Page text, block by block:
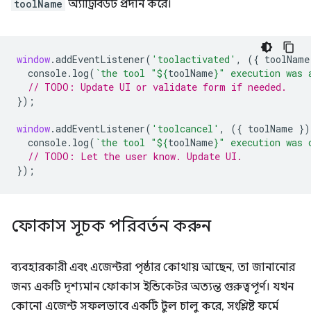
toolName অ্যাট্রিবিউট প্রদান করে।
window.addEventListener( 'toolactivated' , ({ toolName
console. log( `the tool "${toolName}" execution
// TODO: Update UI or validate form if needed.
});
window.addEventListener( 'toolcancel' , ({ toolName })
console. log( `the tool "${toolName}" execution was
// TODO: Let the user know. Update UI.
});
ফোকাস সূচক পরিবর্তন করুন
ব্যবহারকারী এবং এজেন্টরা পৃষ্ঠার কোথায় আছেন, তা জানানোর
জন্য একটি দৃশ্যমান ফোকাস ইন্ডিকেটর অত্যন্ত গুরুত্বপূর্ণ। যখন
কোনো এজেন্ট সফলভাবে একটি টুল চালু করে, সংশ্লিষ্ট ফর্মে